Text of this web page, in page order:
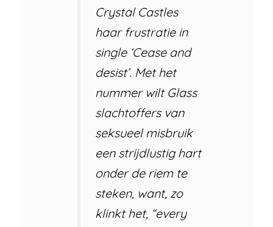
Crystal Castles
haar frustratie in
single ‘Cease and
desist’. Met het
nummer wilt Glass
slachtoffers van
seksueel misbruik
een strijdlustig hart
onder de riem te
steken, want, zo
klinkt het, “every